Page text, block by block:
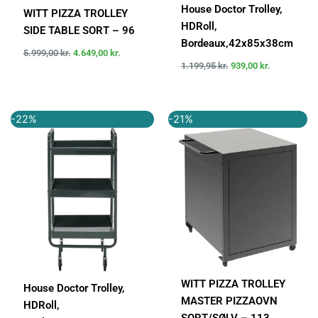
WITT PIZZA TROLLEY
SIDE TABLE SORT – 96
5.999,00kr. 4.649,00 kr.
House Doctor Trolley,
HDRoll,
Bordeaux,42x85x38cm
1.199,95kr. 939,00 kr.
-22%
House Doctor Trolley,
HDRoll,
oprindelige
pris
var:
aktuelle
pris
er:
-21%
WITT PIZZA TROLLEY
MASTER PIZZAOVN
oprindelige
var:
aktuelle
pris
er: